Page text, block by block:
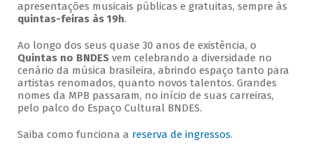
apresentações musicais públicas e gratuitas, sempre às
quintas-feiras às 19h.
Ao longo dos seus quase 30 anos de existência, o
Quintas no BNDESvem celebrando a diversidade no
cenário da música brasileira, abrindo espaço tanto para
artistas renomados, quanto novos talentos. Grandes
nomes da MPB passaram, no início de suas carreiras,
pelo palco do Espaço Cultural BNDES.
Saiba como funciona a reserva de ingressos.